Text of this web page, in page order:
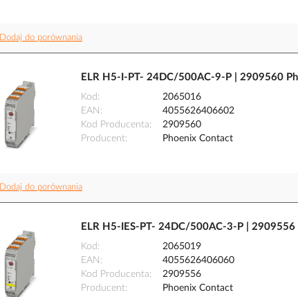
Dodaj do porównania
ELR H5-I-PT- 24DC/500AC-9-P | 2909560
Kod
2065016
EAN
4055626406602
Kod Producenta
2909560
Producent
Phoenix Contact
Dodaj do porównania
ELR H5-IES-PT- 24DC/500AC-3-P |
Kod
2065019
EAN
4055626406060
Kod Producenta
2909556
Producent
Phoenix Contact